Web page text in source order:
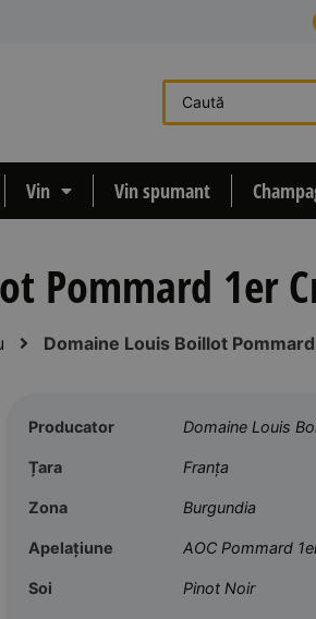
Vin Vin spumant
Pommard 1er
Domaine Louis Boillot
Producator Domaine Louis
Țara Franța
Zona Burgundia
Apelațiune AOC Pommard
Soi Pinot Noir